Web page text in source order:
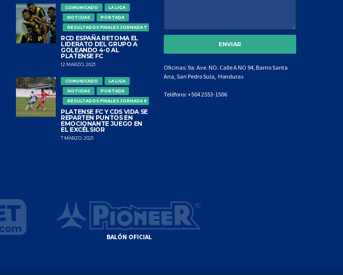
COMUNICADO
LA LIGA
NOTICIAS
PORTADA
RESULTADOS FINALES JORNADA 7 TORNEO CLAUSURA
RCD ESPAÑA RETOMA EL
LIDERATO DEL GRUPO A
GOLEANDO 4-0 AL
PLATENSE FC
12 MARZO, 2021
COMUNICADO
LA LIGA
NOTICIAS
PORTADA
RESULTADOS FINALES JORNADA 6 TORNEO CLAUSURA
PLATENSE FC Y CDS VIDA SE
REPARTEN PUNTOS EN
EMOCIONANTE JUEGO EN
EL EXCÉLSIOR
7 MARZO, 2021
Oficinas: 9a. Ave. NO. Calle A NO 94, Barrio Santa
Ana, San Pedro Sula, Honduras
Teléfono: +504 2553-1506
BALÓN OFICIAL